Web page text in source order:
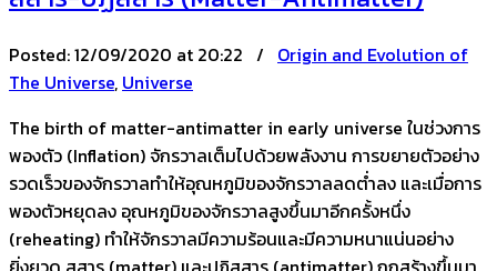
Posted:12/09/2020 at 20:22 / Origin and Evolution of
The Universe, Universe
The birth of matter-antimatter in early universe ในช่วงการ
พองตัว (Inflation) จักรวาลเต็มไปด้วยพลังงาน การขยายตัวอย่าง
รวดเร็วของจักรวาลทำให้อุณหภูมิของจักรวาลลดต่ำลง และเมื่อการ
พองตัวหยุดลง อุณหภูมิของจักรวาลสูงขึ้นมาอีกครั้งหนึ่ง
(reheating) ทำให้จักรวาลมีความร้อนและมีความหนาแน่นอย่าง